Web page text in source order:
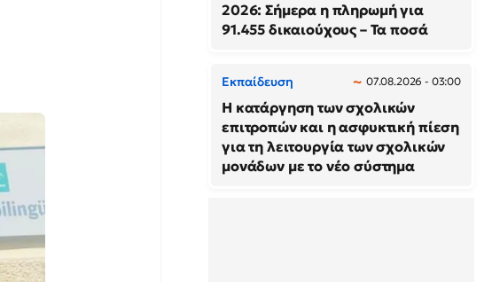
2026: Σήμερα η πληρωμή για
91.455 δικαιούχους – Τα ποσά
Εκπαίδευση 07.08.2026 - 03:00
Η κατάργηση των σχολικών
επιτροπών και η ασφυκτική πίεση
για τη λειτουργία των σχολικών
μονάδων με το νέο σύστημα